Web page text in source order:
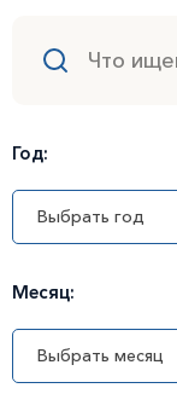
Год:
Месяц: